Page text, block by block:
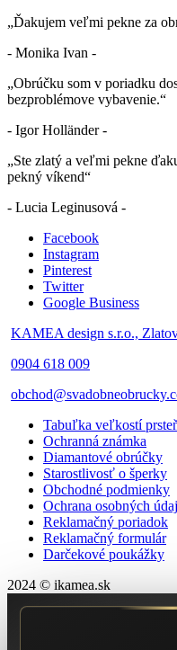
„Ďakujem veľmi pekne za
- Monika Ivan -
„Obrúčku som v poriadku
bezproblémove vybavenie.“
- Igor Holländer -
„Ste zlatý a veľmi pekne
pekný víkend“
- Lucia Leginusová -
Facebook
Instagram
Pinterest
Twitter
Google Business
KAMEA design s.r.o.,
0904 618 009
Tabuľka veľkostí
Ochranná známka
Diamantové obrúčky
Starostlivosť o šperky
Obchodné podmienky
Ochrana osobných
Reklamačný poriadok
Reklamačný formulár
Darčekové poukážky
2024 © ikamea.sk